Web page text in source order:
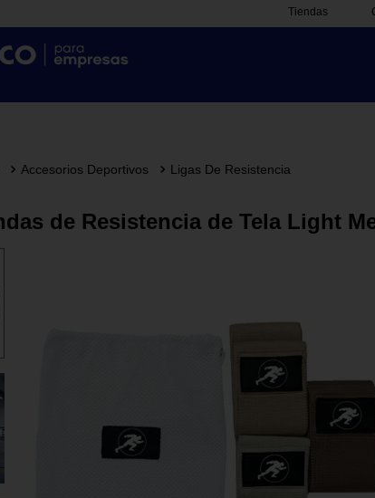
Tiendas
Accesorios Deportivos Ligas De Resistencia
de Resistencia de Tela Light